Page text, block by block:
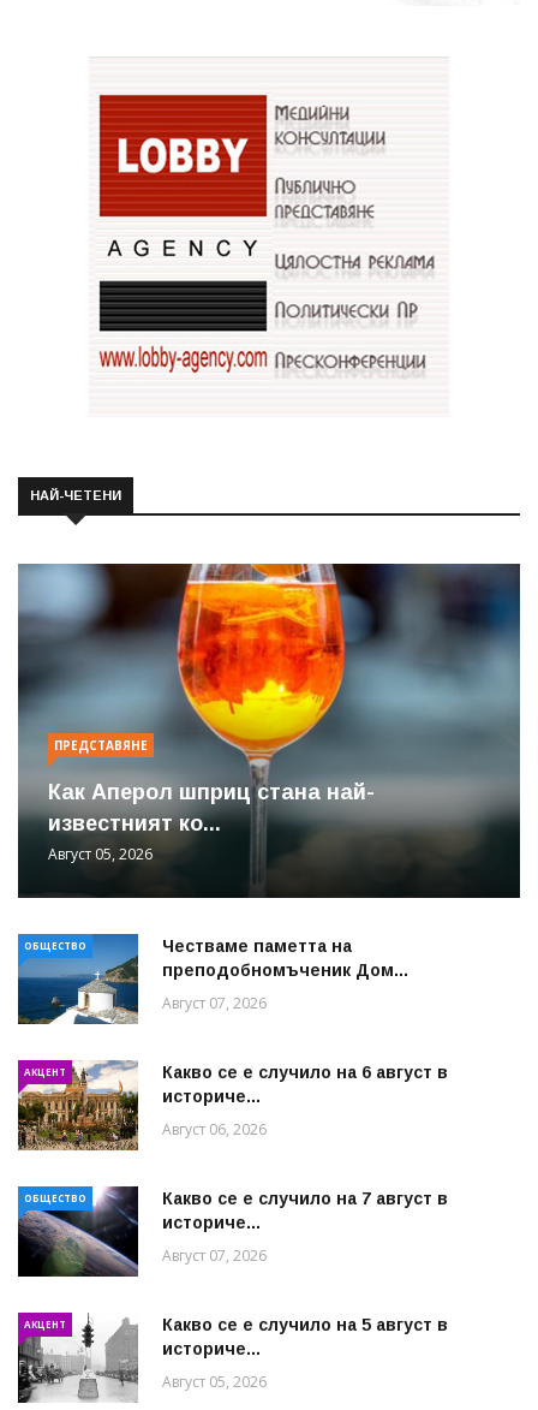
НАЙ-ЧЕТЕНИ
ПРЕДСТАВЯНЕ
Как Аперол шприц стана най-
известният ко...
Август 05, 2026
ОБЩЕСТВО
Честваме паметта на
преподобномъченик Дом...
Август 07, 2026
АКЦЕНТ
Какво се е случило на 6 август в
историче...
Август 06, 2026
ОБЩЕСТВО
Какво се е случило на 7 август в
историче...
Август 07, 2026
АКЦЕНТ
Какво се е случило на 5 август в
историче...
Август 05, 2026